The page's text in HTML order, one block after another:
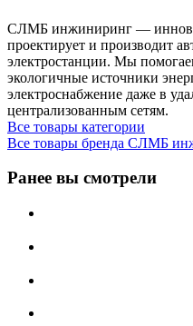
СЛМБ инжиниринг —
проектирует и производит
электростанции. Мы
экологичные источники
электроснабжение даже в
централизованным сетям.
Все товары категории
Все товары бренда СЛМБ
Ранее вы смотрели